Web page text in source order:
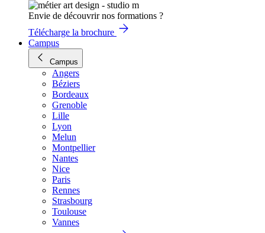
Envie de découvrir nos formations ?
Télécharge la brochure
Campus
Campus
Angers
Béziers
Bordeaux
Grenoble
Lille
Lyon
Melun
Montpellier
Nantes
Nice
Paris
Rennes
Strasbourg
Toulouse
Vannes